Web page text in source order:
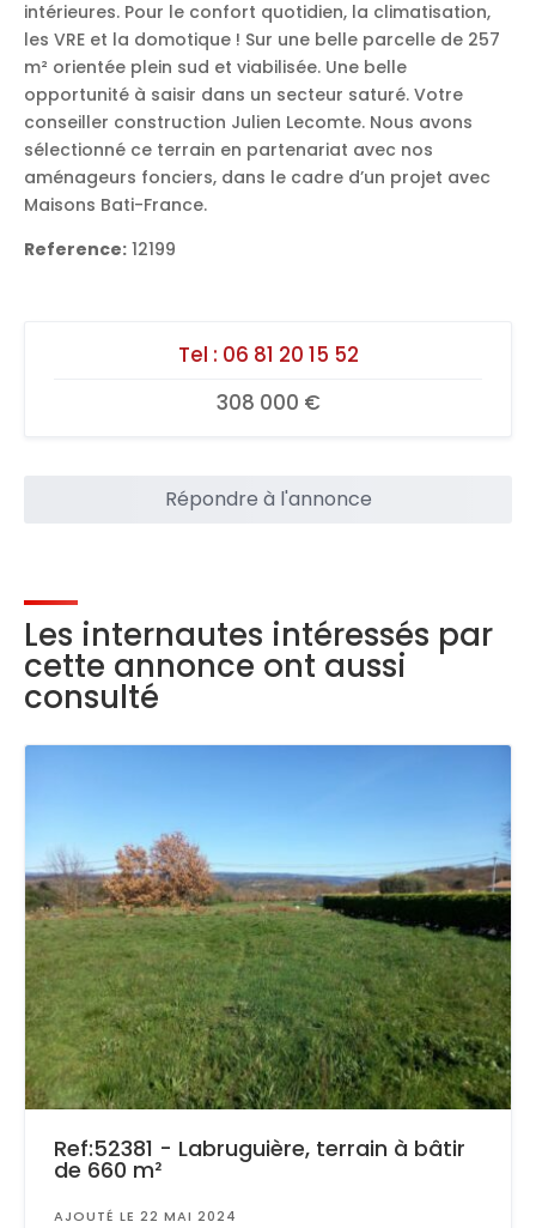
intérieures. Pour le confort quotidien, la climatisation,
les VRE et la domotique ! Sur une belle parcelle de 257
m² orientée plein sud et viabilisée. Une belle
opportunité à saisir dans un secteur saturé. Votre
conseiller construction Julien Lecomte. Nous avons
sélectionné ce terrain en partenariat avec nos
aménageurs fonciers, dans le cadre d’un projet avec
Maisons Bati-France.
Reference: 12199
Tel : 06 81 20 15 52
308 000 €
Répondre à l'annonce
Les internautes intéressés par
cette annonce ont aussi
consulté
Ref:52381 - Labruguière, terrain à bâtir
de 660 m²
AJOUTÉ LE 22 MAI 2024